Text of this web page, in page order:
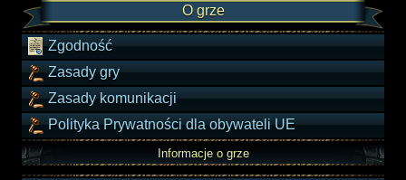
O grze
Zgodność
Zasady gry
Zasady komunikacji
Polityka Prywatności dla obywateli UE
Informacje o grze